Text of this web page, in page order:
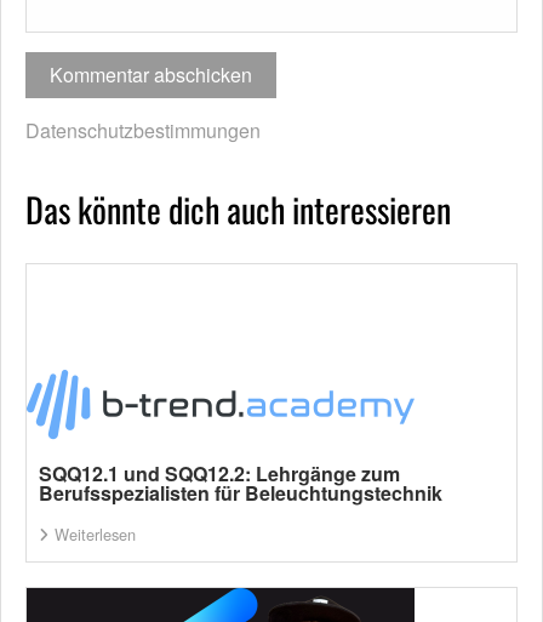
Datenschutzbestimmungen
Das könnte dich auch interessieren
SQQ12.1 und SQQ12.2: Lehrgänge zum
Berufsspezialisten für Beleuchtungstechnik
Weiterlesen